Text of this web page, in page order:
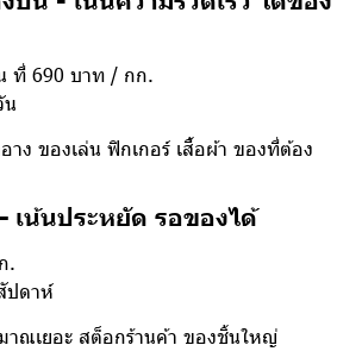
ที่ 690 บาท / กก.
น
าง ของเล่น ฟิกเกอร์ เสื้อผ้า ของที่ต้อง
เน้นประหยัด รอของได้
.
ปดาห์
าณเยอะ สต็อกร้านค้า ของชิ้นใหญ่